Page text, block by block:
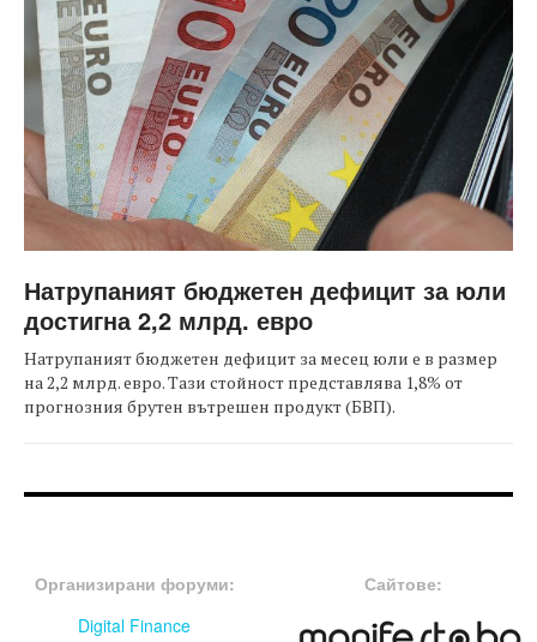
Натрупаният бюджетен дефицит за юли
достигна 2,2 млрд. евро
Натрупаният бюджетен дефицит за месец юли е в размер
на 2,2 млрд. евро. Тази стойност представлява 1,8% от
прогнозния брутен вътрешен продукт (БВП).
Организирани форуми:
Digital Finance
Сайтове: